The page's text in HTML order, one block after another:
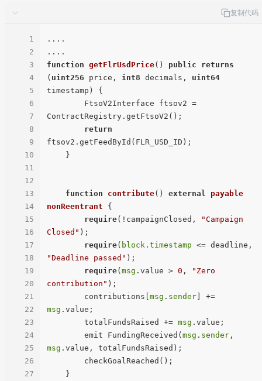
复制代码
1
2
3
4
5
6
7
8
9
10
11
12
13
14
15
16
17
18
19
20
21
22
23
24
25
26
27
....
function getFlrUsdPrice( ) public
returns
( uint256 price, int8 decimals, uint64
timestamp ) {
ContractRegistry.getFtsoV2();
return
ftsov2.getFeedById(FLR_USD_ID);
function contribute( ) external
payable
nonReentrant
{
require(!campaignClosed,
"Campaign
Closed" );
require( block . timestamp
"Deadline passed" );
require( msg .value > 0 ,
"Zero
contribution" );
        contributions[
msg . sender
msg .value;
        totalFundsRaised +=
msg .value;
        emit FundingReceived(
msg . sender
msg .value, totalFundsRaised);